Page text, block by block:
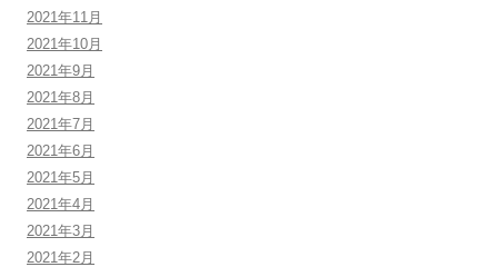
2021年11月
2021年10月
2021年9月
2021年8月
2021年7月
2021年6月
2021年5月
2021年4月
2021年3月
2021年2月